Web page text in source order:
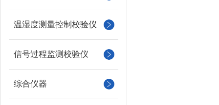
温湿度测量控制校验仪
信号过程监测校验仪
综合仪器